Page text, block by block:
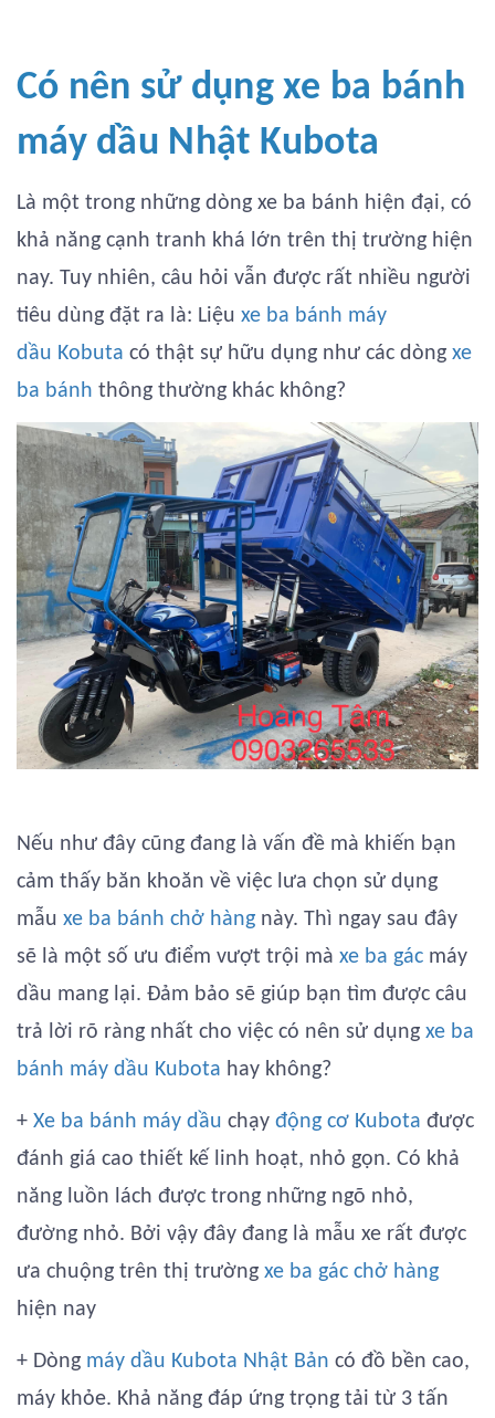
Có nên sử dụng xe ba bánh
máy dầu Nhật Kubota
Là một trong những dòng xe ba bánh hiện đại, có
khả năng cạnh tranh khá lớn trên thị trường hiện
nay. Tuy nhiên, câu hỏi vẫn được rất nhiều người
tiêu dùng đặt ra là: Liệu xe ba bánh máy
dầu Kobuta có thật sự hữu dụng như các dòng xe
ba bánh thông thường khác không?
Nếu như đây cũng đang là vấn đề mà khiến bạn
cảm thấy băn khoăn về việc lưa chọn sử dụng
mẫu xe ba bánh chở hàng này. Thì ngay sau đây
sẽ là một số ưu điểm vượt trội mà xe ba gác máy
dầu mang lại. Đảm bảo sẽ giúp bạn tìm được câu
trả lời rõ ràng nhất cho việc có nên sử dụng xe ba
bánh máy dầu Kubota hay không?
+ Xe ba bánh máy dầu chạy động cơ Kubota được
đánh giá cao thiết kế linh hoạt, nhỏ gọn. Có khả
năng luồn lách được trong những ngõ nhỏ,
đường nhỏ. Bởi vậy đây đang là mẫu xe rất được
ưa chuộng trên thị trường xe ba gác chở hàng
hiện nay
+ Dòng máy dầu Kubota Nhật Bản có đồ bền cao,
máy khỏe. Khả năng đáp ứng trọng tải từ 3 tấn